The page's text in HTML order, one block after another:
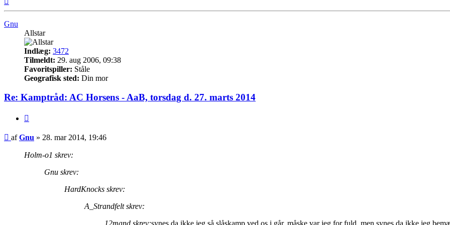
Gnu
Allstar
Indlæg: 3472
Tilmeldt: 29. aug 2006, 09:38
Favoritspiller: Ståle
Geografisk sted: Din mor
Re: Kamptråd: AC Horsens - AaB, torsdag d. 27. marts 2014
Indlæg
afGnu » 28. mar 2014, 19:46
Holm-o1 skrev:
Gnu skrev:
HardKnocks skrev:
A_Strandfelt skrev:
12mand skrev:synes da ikke jeg så slåskamp ved os i går. måske var jeg for fuld, men synes da ikke jeg